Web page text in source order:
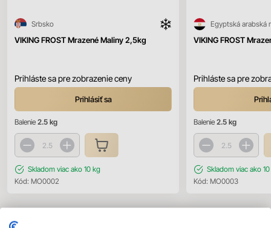
VIKING FROST Mrazené Maliny 2,5kg
Srbsko
Prihláste sa pre zobrazenie ceny
Prihlásiť sa
Balenie 2.5 kg
Skladom viac ako 10 kg
Kód: MO0002
VIKING FROST
Egyptská arabská
Prihláste sa pre
Balenie 2.5 kg
Skladom viac ako
Kód: MO0003